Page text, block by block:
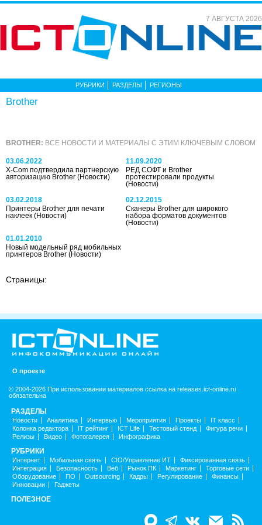
7 АВГУСТА 2026
РУБРИКИ РАЗДЕЛЫ РЕГИОНЫ
Brother
BROTHER: ВСЕ НОВОСТИ И МАТЕРИАЛЫ С ЭТИМ КЛЮЧЕВЫМ СЛОВОМ
03.06.2022
X-Com подтвердила партнерскую
авторизацию Brother (Новости)
11.09.2020
РЕД СОФТ и Brother
протестировали продукты
(Новости)
03.02.2018
Принтеры Brother для печати
наклеек (Новости)
02.12.2015
Сканеры Brother для широкого
набора форматов документов
(Новости)
01.01.2010
Hовый модельный ряд мобильных
принтеров Brother (Новости)
Страницы:
О проекте
© 2004-2026 При использовании материалов ссылка на releases.ict-online.ru
обязательна
РАЗДЕЛЫ
Новости Аналитика Интервью Мероприятия Проекты
IT класс
Колонка редактора
IT рейтинг ICT Life Тестовый стенд
Фигура речи
Релизы
Видео Фотогалерея Инфографика
РУБРИКИ
Интернет Мобильная связь CIO/Управление ИТ
Фиксированная связь
Интеграция
Безопасность Веб Рынок ПК Маркетинг
Торговые сети
Оборудование
ПО Outsourcing Кадры Регулирование
Финансы
Инновации
Гаджеты
ПОЛЕЗНОЕ